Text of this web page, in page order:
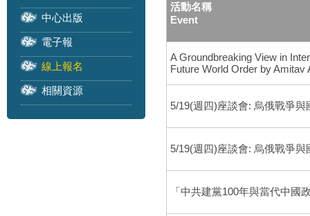
中心出版
電子報
線上報名
相關資源
活動名稱
Event
A Groundbreaking View in
Future World Order by Amitav
5/19(週四)座談會: 烏俄戰爭
5/19(週四)座談會: 烏俄戰爭
「中共建黨100年與當代中國